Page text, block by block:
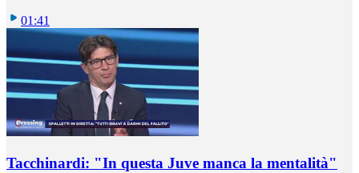
01:41
Tacchinardi: "In questa Juve manca la mentalità"